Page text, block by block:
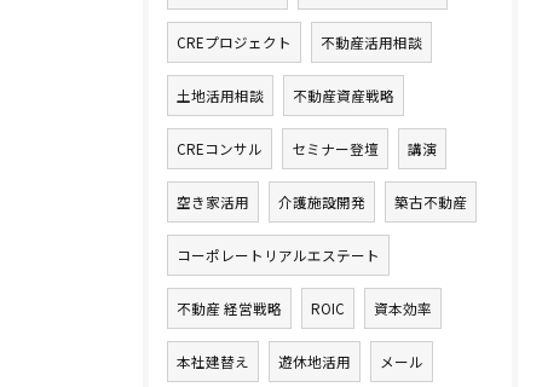
CREプロジェクト 不動産活用相談
土地活用相談 不動産資産戦略
CREコンサル セミナー登壇 講演
空き家活用 介護施設開発 築古不動産
コーポレートリアルエステート
不動産 経営戦略 ROIC 資本効率
本社建替え 遊休地活用 メール